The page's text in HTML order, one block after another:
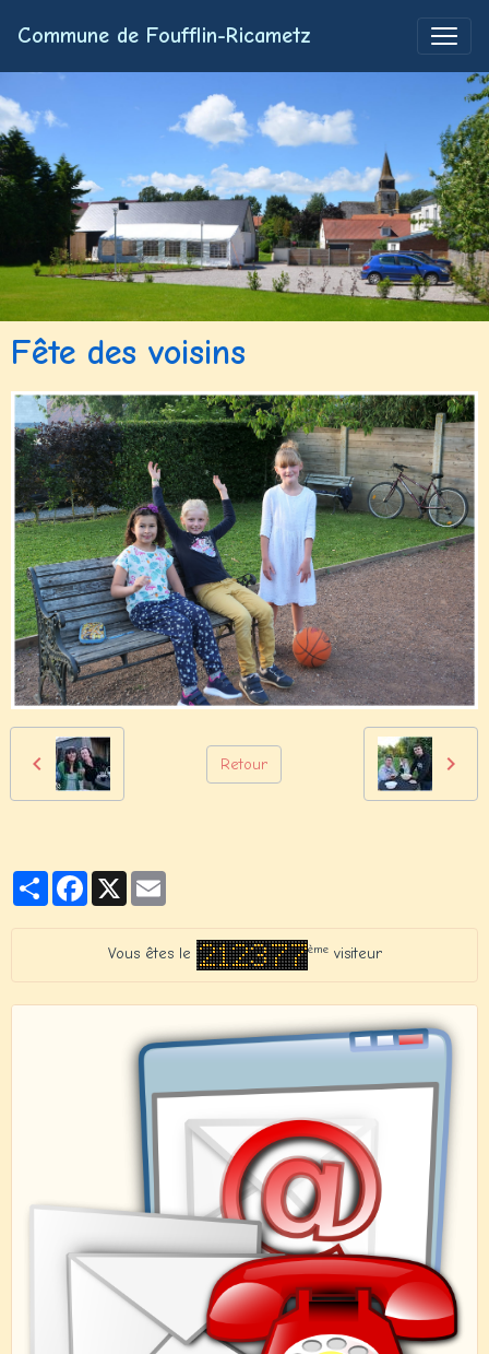
Commune de Foufflin-Ricametz
Fête des voisins
Retour
PartagerFacebook
X
Vous êtes le èmevisiteur